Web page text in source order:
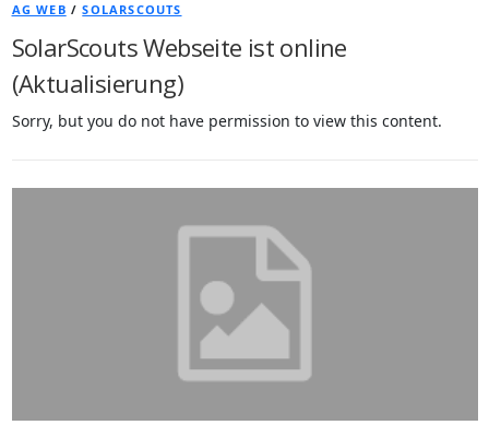
AG WEB /SOLARSCOUTS
SolarScouts Webseite ist online
(Aktualisierung)
Sorry, but you do not have permission to view this content.